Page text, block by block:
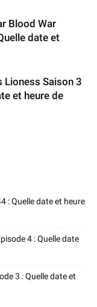
Blood War
date et
Lioness Saison 3
et heure de
: Quelle date et heure
4 : Quelle date
3 : Quelle date et